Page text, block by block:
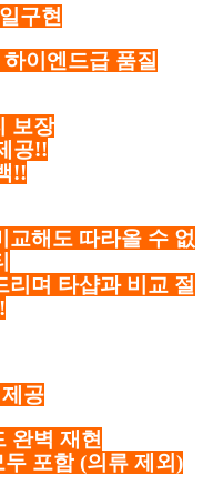
구현
이엔드급 품질
보장
공!!
!!
교해도 따라올 수 없
리며 타샵과 비교 절
공
완벽 재현
두 포함 (의류 제외)